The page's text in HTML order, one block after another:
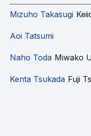
Mizuho Takasugi
Aoi Tatsumi
Naho Toda Miwako
Kenta Tsukada Fuji